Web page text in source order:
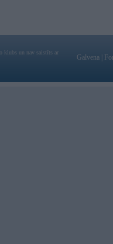
klubs un nav saistīts ar
Galvena